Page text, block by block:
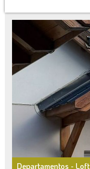
Departamentos - Loft